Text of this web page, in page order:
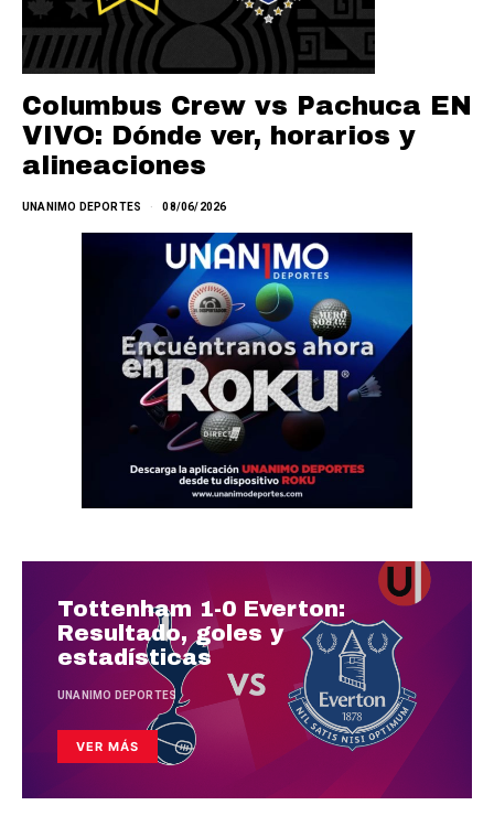
Columbus Crew vs Pachuca EN
VIVO: Dónde ver, horarios y
alineaciones
UNANIMO DEPORTES 08/06/2026
Tottenham 1-0 Everton:
Resultado, goles y
estadísticas
UNANIMO DEPORTES
VER MÁS